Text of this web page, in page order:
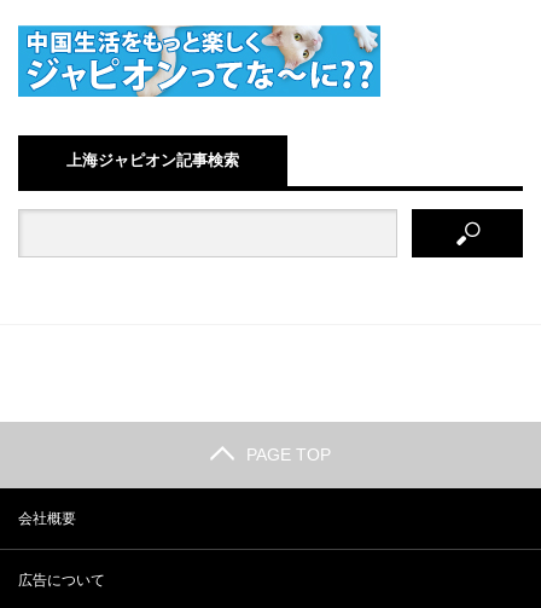
上海ジャピオン記事検索
PAGE TOP
会社概要
広告について